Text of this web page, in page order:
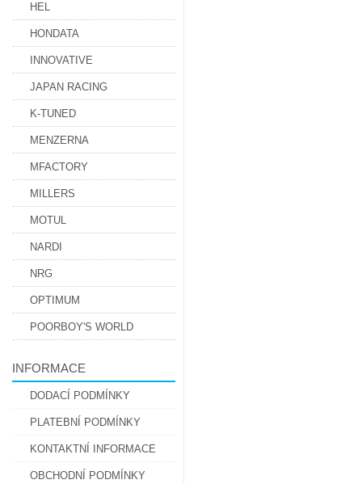
HEL
HONDATA
INNOVATIVE
JAPAN RACING
K-TUNED
MENZERNA
MFACTORY
MILLERS
MOTUL
NARDI
NRG
OPTIMUM
POORBOY'S WORLD
INFORMACE
DODACÍ PODMÍNKY
PLATEBNÍ PODMÍNKY
KONTAKTNÍ INFORMACE
OBCHODNÍ PODMÍNKY